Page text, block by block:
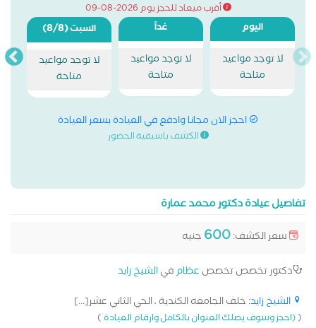
أقرب ميعاد للحجز يوم 2026-08-09
اليوم
لا توجد مواعيد
متاحة
غداً
لا توجد مواعيد
متاحة
السبت(8/8)
لا توجد مواعيد
متاحة
احجز الان مجانا وادفع في العيادة بسعر العيادة
الكشف باسبقية الحضور
تفاصيل عيادة دكتور محمد عمارة
سعر الكشف:600 جنيه
دكتور تخصص تخصص عظامفيالشيخ زايد
الشيخ زايد: خلف الجامعه الكندية ، الحي الثاني عشر[...]
((احجز وسوف يصلك العنوان بالكامل وارقام العيادة)